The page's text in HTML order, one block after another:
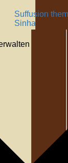
Suffusion
Sinha